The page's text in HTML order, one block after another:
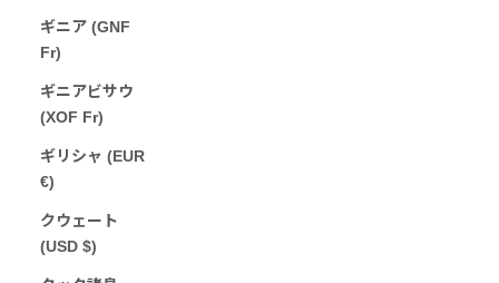
ギニア (GNF
Fr)
ギニアビサウ
(XOF Fr)
ギリシャ (EUR
€)
クウェート
(USD $)